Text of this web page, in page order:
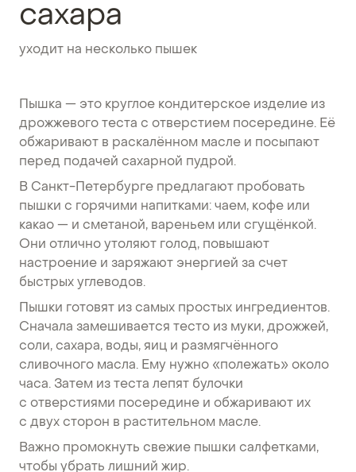
сахара
уходит на несколько пышек
Пышка — это круглое кондитерское изделие из
дрожжевого теста с отверстием посередине. Её
обжаривают в раскалённом масле и посыпают
перед подачей сахарной пудрой.
В Санкт-Петербурге предлагают пробовать
пышки с горячими напитками: чаем, кофе или
какао — и сметаной, вареньем или сгущёнкой.
Они отлично утоляют голод, повышают
настроение и заряжают энергией за счет
быстрых углеводов.
Пышки готовят из самых простых ингредиентов.
Сначала замешивается тесто из муки, дрожжей,
соли, сахара, воды, яиц и размягчённого
сливочного масла. Ему нужно «полежать» около
часа. Затем из теста лепят булочки
с отверстиями посередине и обжаривают их
с двух сторон в растительном масле.
Важно промокнуть свежие пышки салфетками,
чтобы убрать лишний жир.